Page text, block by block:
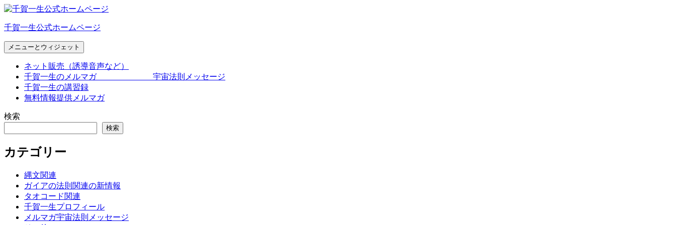
コ
テ
ン
ツ
千賀一生公式ホームページ
メニューとウィジェット
ネット販売（誘導音声など）
千賀一生のメルマガ 宇宙法則メッセージ
千賀一生の講習録
無料情報提供メルマガ
検索
検索
カテゴリー
縄文関連
ガイアの法則関連の新情報
タオコード関連
千賀一生プロフィール
メルマガ宇宙法則メッセージ